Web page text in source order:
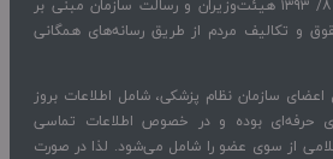
آزاد به اطلاعات مصوب ۲۱/ ۸/ ۱۳۹۳ هیئت‌وزیران و رسالت سازمان مبنی بر
حقوق و تکالیف مردم از طریق رسانه‌های همگانی
اعضای سازمان نظام پزشکی، شامل اطلاعات بروز
حرفه‌ای بوده و در خصوص اطلاعات تماسی
از سوی عضو را شامل می‌شود. لذا در صورت